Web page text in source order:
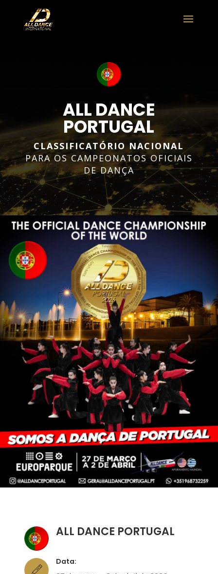
ALL DANCE
PORTUGAL
CLASSIFICATÓRIO NACIONAL
PARA OS CAMPEONATOS OFICIAIS
DE DANÇA
ALL DANCE PORTUGAL
Data: